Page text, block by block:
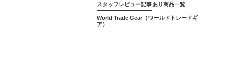
スタッフレビュー記事あり商品一覧
World Trade Gear（ワールドトレードギ
ア）